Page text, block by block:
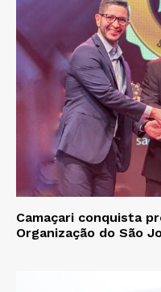
Camaçari conquista
Organização do São